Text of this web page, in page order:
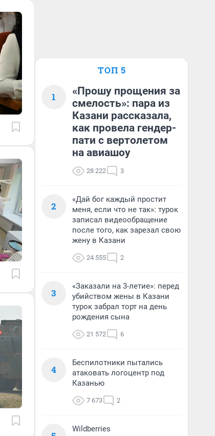
ТОП 5
1
«Прошу прощения за
смелость»: пара из
Казани рассказала,
как провела гендер-
пати с вертолетом
на авиашоу
28 222 3
2
«Дай бог каждый простит
меня, если что не так»: турок
записал видеообращение
после того, как зарезал свою
жену в Казани
24 555 2
3
«Заказали на 3-летие»: перед
убийством жены в Казани
турок забрал торт на день
рождения сына
21 572 6
4
Беспилотники пытались
атаковать логоцентр под
Казанью
7 673 2
Wildberries